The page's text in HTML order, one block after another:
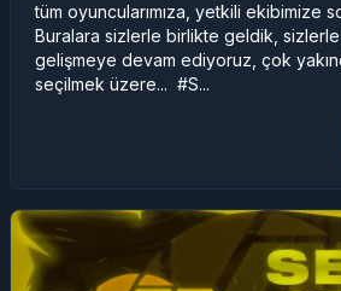
tüm oyuncularımıza, yetkili ekibimize
Buralara sizlerle birlikte geldik,
gelişmeye devam ediyoruz, çok
seçilmek üzere... #S...